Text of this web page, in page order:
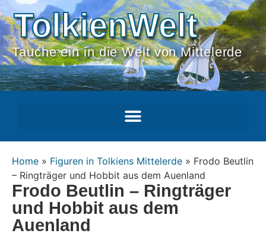
TolkienWelt
Tauche ein in die Welt von Mittelerde
Home » Figuren in Tolkiens Mittelerde » Frodo Beutlin
– Ringträger und Hobbit aus dem Auenland
Frodo Beutlin – Ringträger
und Hobbit aus dem
Auenland